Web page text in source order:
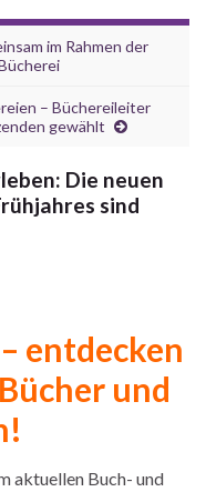
im Rahmen der
– Büchereileiter
gewählt
Die neuen
sind
entdecken
und
aktuellen Buch- und